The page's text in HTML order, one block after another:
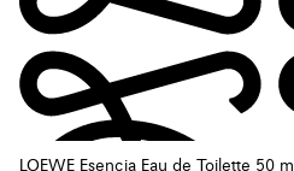
LOEWE Esencia Eau de Toilette 50 ml